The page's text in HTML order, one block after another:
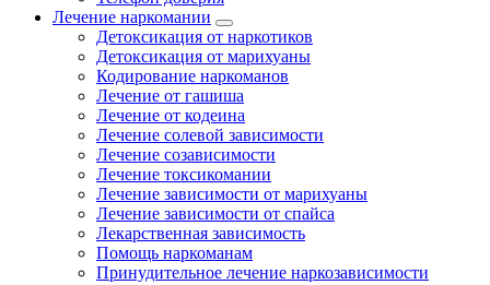
Лечение наркомании
Детоксикация от наркотиков
Детоксикация от марихуаны
Кодирование наркоманов
Лечение от гашиша
Лечение от кодеина
Лечение солевой зависимости
Лечение созависимости
Лечение токсикомании
Лечение зависимости от марихуаны
Лечение зависимости от спайса
Лекарственная зависимость
Помощь наркоманам
Принудительное лечение наркозависимости